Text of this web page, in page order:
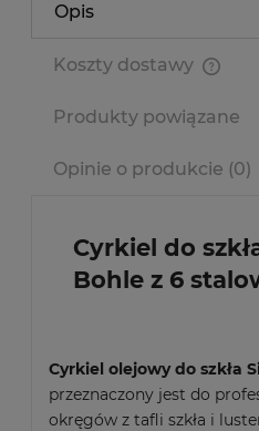
Opis
Koszty dostawy
Produkty powiązane
Opinie o produkcie (0)
Cyrkiel do
Bohle z 6
Cyrkiel olejowy do szkła
przeznaczony jest do
okręgów z tafli szkła i